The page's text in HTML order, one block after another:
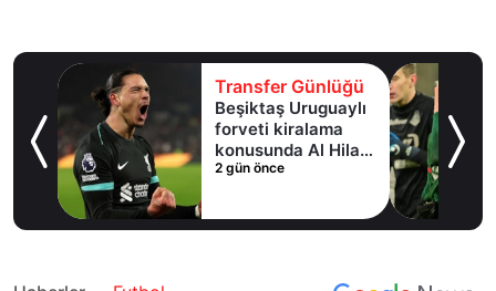
Transfer Günlüğü
Beşiktaş Uruguaylı
forveti kiralama
konusunda Al Hilal
ile anlaştı! Adım
2 gün önce